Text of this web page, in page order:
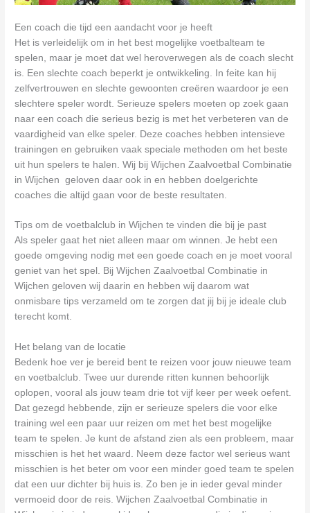
Een coach die tijd een aandacht voor je heeft
Het is verleidelijk om in het best mogelijke voetbalteam te
spelen, maar je moet dat wel heroverwegen als de coach slecht
is. Een slechte coach beperkt je ontwikkeling. In feite kan hij
zelfvertrouwen en slechte gewoonten creëren waardoor je een
slechtere speler wordt. Serieuze spelers moeten op zoek gaan
naar een coach die serieus bezig is met het verbeteren van de
vaardigheid van elke speler. Deze coaches hebben intensieve
trainingen en gebruiken vaak speciale methoden om het beste
uit hun spelers te halen. Wij bij Wijchen Zaalvoetbal Combinatie
in Wijchen geloven daar ook in en hebben doelgerichte
coaches die altijd gaan voor de beste resultaten.
Tips om de voetbalclub in Wijchen te vinden die bij je past
Als speler gaat het niet alleen maar om winnen. Je hebt een
goede omgeving nodig met een goede coach en je moet vooral
geniet van het spel. Bij Wijchen Zaalvoetbal Combinatie in
Wijchen geloven wij daarin en hebben wij daarom wat
onmisbare tips verzameld om te zorgen dat jij bij je ideale club
terecht komt.
Het belang van de locatie
Bedenk hoe ver je bereid bent te reizen voor jouw nieuwe team
en voetbalclub. Twee uur durende ritten kunnen behoorlijk
oplopen, vooral als jouw team drie tot vijf keer per week oefent.
Dat gezegd hebbende, zijn er serieuze spelers die voor elke
training wel een paar uur reizen om met het best mogelijke
team te spelen. Je kunt de afstand zien als een probleem, maar
misschien is het het waard. Neem deze factor wel serieus want
misschien is het beter om voor een minder goed team te spelen
dat een uur dichter bij huis is. Zo ben je in ieder geval minder
vermoeid door de reis. Wijchen Zaalvoetbal Combinatie in